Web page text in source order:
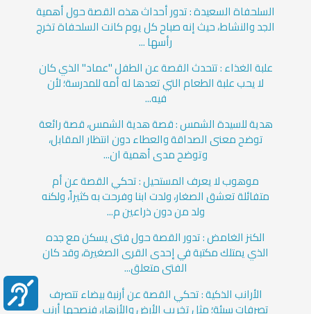
السلحفاة السعيدة : تدور أحداث هذه القصة حول أهمية
الجد والنشاط، حيث إنه صباح كل يوم كانت السلحفاة تخرج
رأسها ...
علبة الغذاء : تتحدث القصة عن الطفل "عماد" الذي كان
لا يحب علبة الطعام التي تعدها له أمه للمدرسة؛ لأن
فيه...
هدية للسيدة الشمس : قصة هدية الشمس، قصة رائعة
توضح معنى الصداقة والعطاء دون انتظار المقابل،
وتوضح مدى أهمية ان...
موهوب لا يعرف المستحيل : تحكي القصة عن أم
متفائلة تعشق الصغار، ولدت ابنا وفرحت به كثيراً، ولكنه
ولد من دون ذراعين م...
الكنز الغامض : تدور القصة حول فتى يسكن مع جده
الذي يمتلك مكتبة في إحدى القرى الصغيرة، وقد كان
الفتى متعلق...
الأرانب الذكية : تحكي القصة عن أرنبة بيضاء تتصرف
تصرفات سيئة؛ مثل تخريب الأرض والأزهار، فنصحها أرنب